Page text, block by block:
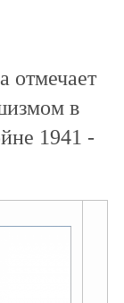
отмечает
в
1941 -